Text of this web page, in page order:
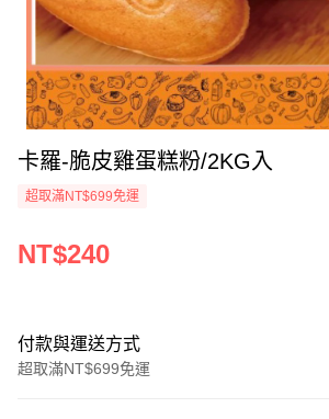
卡羅-脆皮雞蛋糕粉/2KG入
超取滿NT$699免運
NT$240
付款與運送方式
超取滿NT$699免運